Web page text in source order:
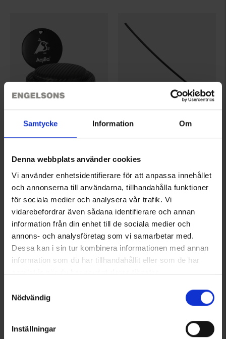
Samtycke Information Om
Denna webbplats använder cookies
Vi använder enhetsidentifierare för att anpassa innehållet
och annonserna till användarna, tillhandahålla funktioner
för sociala medier och analysera vår trafik. Vi
vidarebefordrar även sådana identifierare och annan
information från din enhet till de sociala medier och
annons- och analysföretag som vi samarbetar med.
Dessa kan i sin tur kombinera informationen med annan
information som du har tillhandahållit eller som de har
samlat in när du har använt deras tjänster.
Nödvändig
Inställningar
Aqiila
8565
29 €
7178
32 €
Suojaliivi Pro M Garmin Collar strap T5/T20